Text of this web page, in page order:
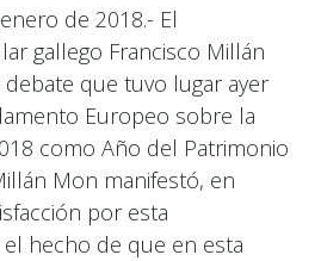
de 2018.- El
gallego Francisco Millán
que tuvo lugar ayer
Europeo sobre la
como Año del Patrimonio
Mon manifestó, en
por esta
hecho de que en esta